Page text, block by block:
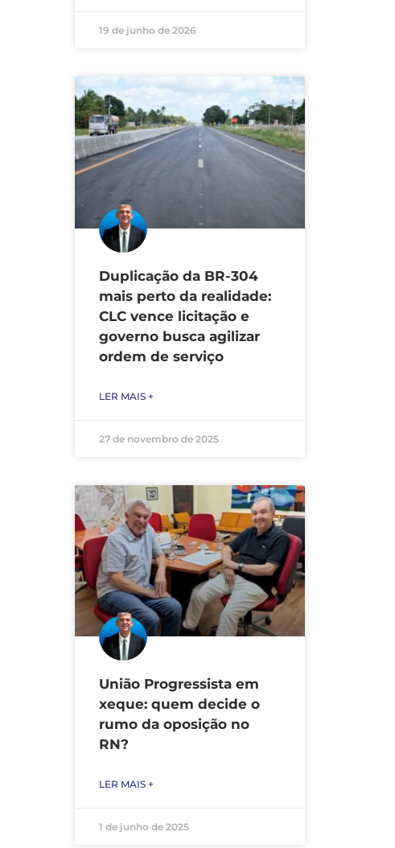
19 de junho de 2026
Duplicação da BR-304
mais perto da realidade:
CLC vence licitação e
governo busca agilizar
ordem de serviço
LER MAIS +
27 de novembro de 2025
União Progressista em
xeque: quem decide o
rumo da oposição no
RN?
LER MAIS +
1 de junho de 2025